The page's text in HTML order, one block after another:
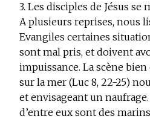
3. Les disciples de Jésus
A plusieurs reprises, nous
Evangiles certaines
sont mal pris, et doivent
impuissance. La scène
sur la mer (Luc 8, 22-25)
et envisageant un
d’entre eux sont des